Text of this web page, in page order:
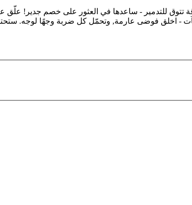
تتوق للتدمير - ساعدها في العثور على خصم جدير!
- اخلق فوضى عارمة, وتحمّل كل ضربة وجهًا لوجه.